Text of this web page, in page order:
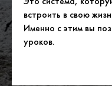
встроить в свою
Именно с этим вы
уроков.